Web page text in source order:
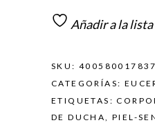
Añadir a la lista
SKU:
CATEGORÍAS:
ETIQUETAS:
DE DUCHA,PIEL-